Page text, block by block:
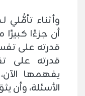
وأثناء
أن جزءًا
قدرته على
قدرته على
يفهمها
الأسئلة، وأن